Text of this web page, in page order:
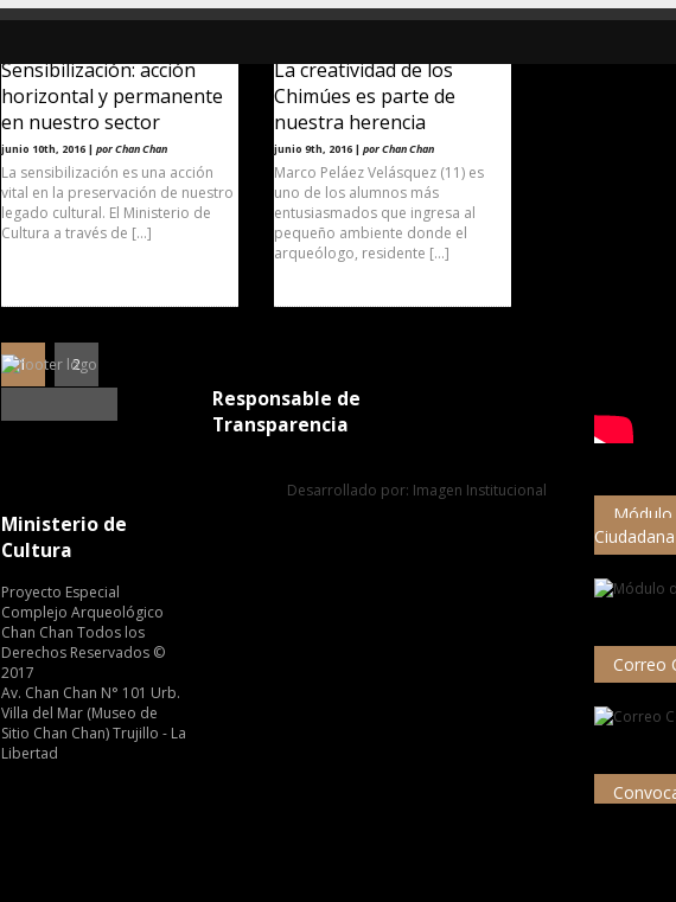
Sensibilización: acción
horizontal y permanente
en nuestro sector
junio 10th, 2016 | por Chan Chan
La sensibilización es una acción
vital en la preservación de nuestro
legado cultural. El Ministerio de
Cultura a través de […]
La creatividad de los
Chimúes es parte de
nuestra herencia
junio 9th, 2016 | por Chan Chan
Marco Peláez Velásquez (11) es
uno de los alumnos más
entusiasmados que ingresa al
pequeño ambiente donde el
arqueólogo, residente […]
1 2
Módulo
Ciudadana
Correo
Responsable de
Transparencia
Ministerio de
Cultura
Proyecto Especial
Complejo Arqueológico
Chan Chan Todos los
Derechos Reservados ©
2017
Av. Chan Chan N° 101 Urb.
Villa del Mar (Museo de
Sitio Chan Chan) Trujillo - La
Libertad
Desarrollado por: Imagen Institucional